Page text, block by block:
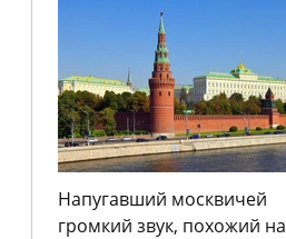
Напугавший москвичей
громкий звук, похожий на